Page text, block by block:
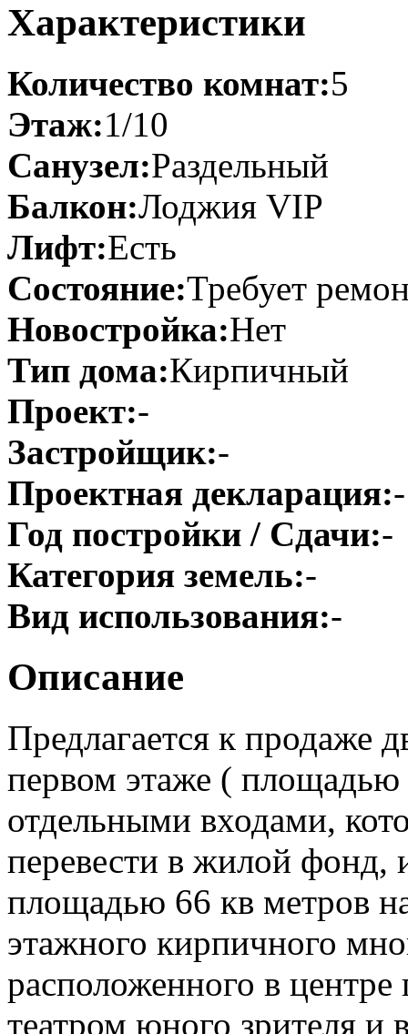
Характеристики
Количество комнат:5
Этаж:1/10
Санузел:Раздельный
Балкон:Лоджия VIP
Лифт:Есть
Состояние:Требует
Новостройка:Нет
Тип дома:Кирпичный
Проект:-
Застройщик:-
Проектная декларация:-
Год постройки / Сдачи:-
Категория земель:-
Вид использования:-
Описание
Предлагается к продаже
первом этаже ( площадью
отдельными входами,
перевести в жилой фонд,
площадью 66 кв метров
этажного кирпичного
расположенного в центре
театром юного зрителя и